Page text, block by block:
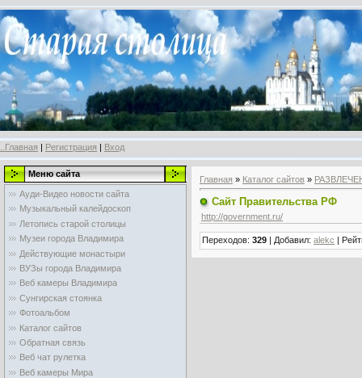
..Главная | Регистрация | Вход
Меню сайта
Ауди-Видео новости сайта
Музыкальный калейдоскоп
Летопись старой столицы
Музеи города Владимира
Действующие монастыри
ВУЗы города Владимира
Веб камеры Владимира
Сунгирская стоянка
Фотоальбом
Каталог сайтов
Обратная связь
Веб чат рулетка
Веб камеры Мира
Главная » Каталог сайтов »
Сайт Правительства РФ
http://government.ru/
Переходов: 329 | Добавил: alekc |